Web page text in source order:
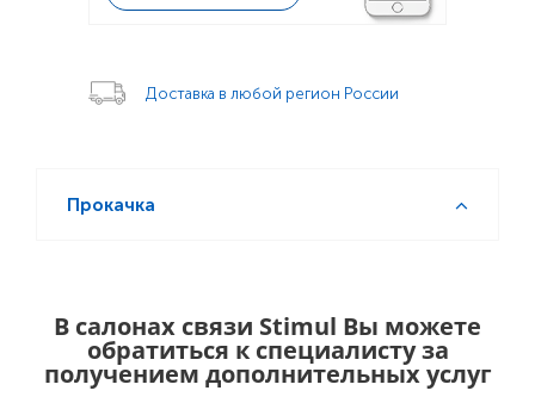
Доставка в любой регион России
Прокачка
В салонах связи Stimul Вы можете
обратиться к специалисту за
получением дополнительных услуг